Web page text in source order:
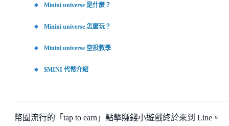
Minini universe 是什麼？
Minini universe 怎麼玩？
Minini universe 空投教學
$MINI 代幣介紹
幣圈流行的「tap to earn」點擊賺錢小遊戲終於來到 Line。